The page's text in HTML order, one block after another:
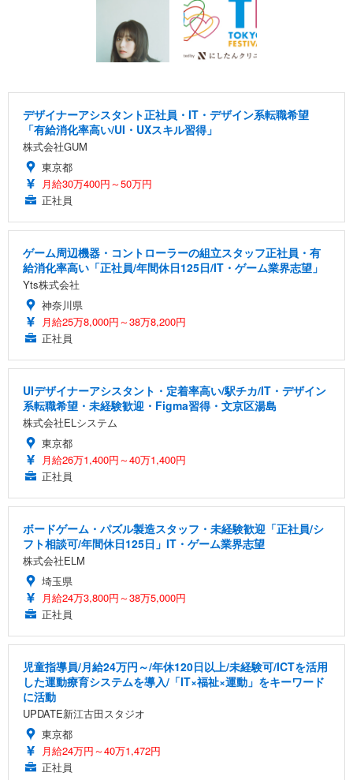
デザイナーアシスタント正社員・IT・デザイン系転職希望
「有給消化率高い/UI・UXスキル習得」
株式会社GUM
東京都
月給30万400円～50万円
正社員
ゲーム周辺機器・コントローラーの組立スタッフ正社員・有
給消化率高い「正社員/年間休日125日/IT・ゲーム業界志望」
Yts株式会社
神奈川県
月給25万8,000円～38万8,200円
正社員
UIデザイナーアシスタント・定着率高い/駅チカ/IT・デザイン
系転職希望・未経験歓迎・Figma習得・文京区湯島
株式会社ELシステム
東京都
月給26万1,400円～40万1,400円
正社員
ボードゲーム・パズル製造スタッフ・未経験歓迎「正社員/シ
フト相談可/年間休日125日」IT・ゲーム業界志望
株式会社ELM
埼玉県
月給24万3,800円～38万5,000円
正社員
児童指導員/月給24万円～/年休120日以上/未経験可/ICTを活用
した運動療育システムを導入/「IT×福祉×運動」をキーワード
に活動
UPDATE新江古田スタジオ
東京都
月給24万円～40万1,472円
正社員